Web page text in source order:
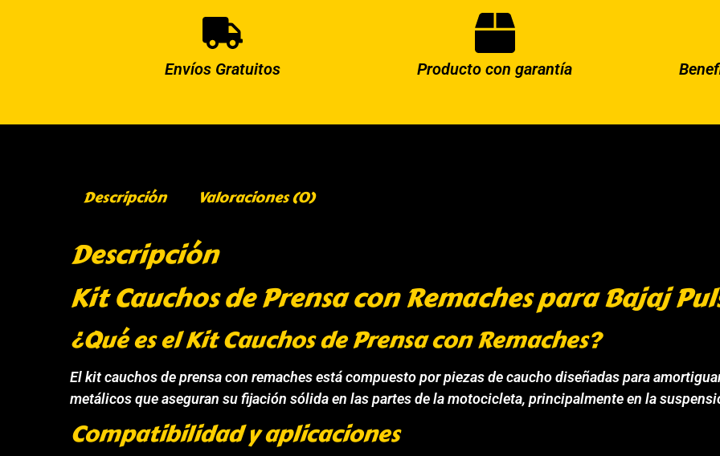
Envíos Gratuitos Producto con garantía
Descripción Valoraciones (0)
Descripción
Kit Cauchos de Prensa con Remaches para Bajaj
¿Qué es el Kit Cauchos de Prensa con Remaches?
El kit cauchos de prensa con remaches está compuesto por piezas de caucho diseñadas para
metálicos que aseguran su fijación sólida en las partes de la motocicleta, principalmente en la
Compatibilidad y aplicaciones